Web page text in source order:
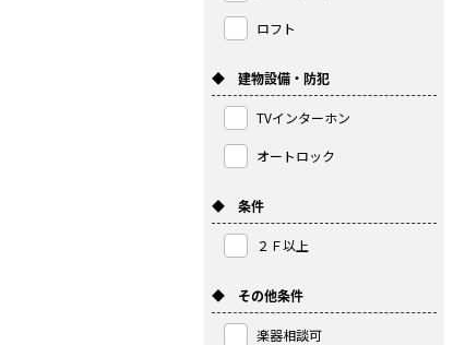
ロフト
◆ 建物設備・防犯
TVインターホン
オートロック
◆ 条件
２Ｆ以上
◆ その他条件
楽器相談可